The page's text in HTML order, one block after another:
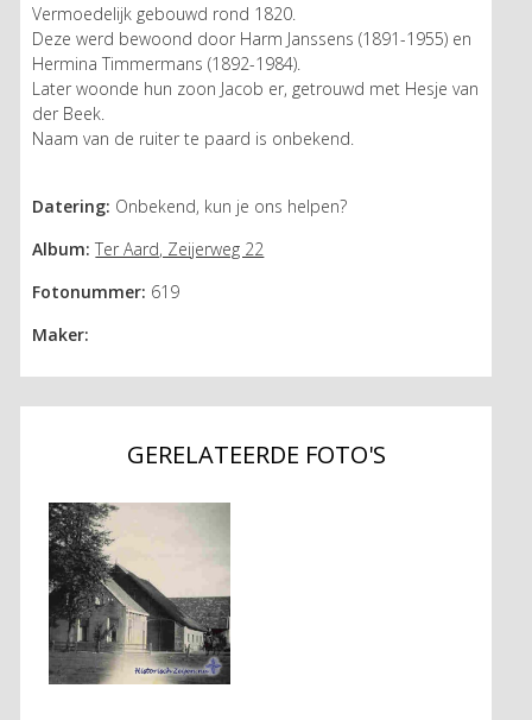
Vermoedelijk gebouwd rond 1820.
Deze werd bewoond door Harm Janssens (1891-1955) en
Hermina Timmermans (1892-1984).
Later woonde hun zoon Jacob er, getrouwd met Hesje van
der Beek.
Naam van de ruiter te paard is onbekend.
Datering: Onbekend, kun je ons helpen?
Album: Ter Aard, Zeijerweg 22
Fotonummer: 619
Maker:
GERELATEERDE FOTO'S